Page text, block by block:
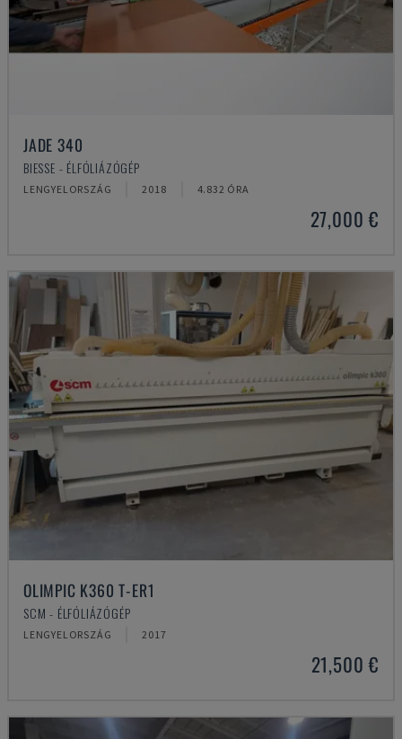
JADE 340
BIESSE - ÉLFÓLIÁZÓGÉP
LENGYELORSZÁG 2018 4.832 ÓRA
27,000 €
OLIMPIC K360 T-ER1
SCM - ÉLFÓLIÁZÓGÉP
LENGYELORSZÁG 2017
21,500 €